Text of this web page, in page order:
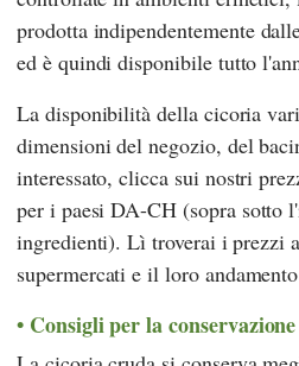
prodotta indipendentemente
ed è quindi disponibile tutto
La disponibilità della cicoria
dimensioni del negozio, del
interessato, clicca sui nostri
per i paesi DA-CH (sopra sotto
ingredienti). Lì troverai i prezzi
supermercati e il loro
Consigli per la conservazione